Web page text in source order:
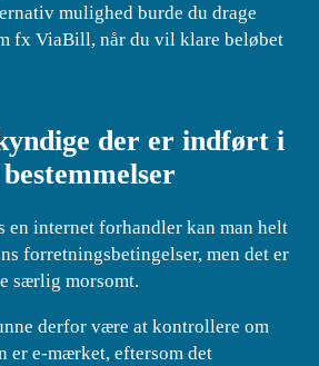
mulighed burde du drage
fx ViaBill, når du vil klare beløbet
der er indført i
en internet forhandler kan man helt
forretningsbetingelser, men det er
særlig morsomt.
derfor være at kontrollere om
er e-mærket, eftersom det